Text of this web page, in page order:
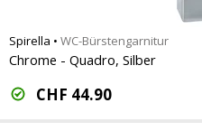
Spirella • WC-Bürstengarnitur
Chrome - Quadro, Silber
CHF 44.90